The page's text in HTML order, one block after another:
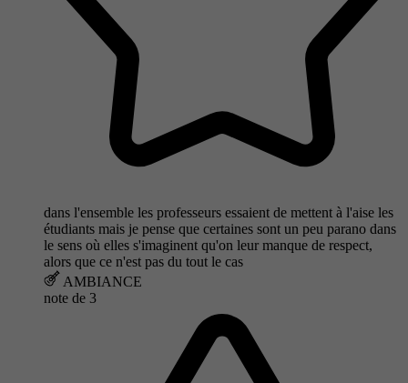
dans l'ensemble les professeurs essaient de mettent à l'aise les
étudiants mais je pense que certaines sont un peu parano dans
le sens où elles s'imaginent qu'on leur manque de respect,
alors que ce n'est pas du tout le cas
AMBIANCE
note de 3